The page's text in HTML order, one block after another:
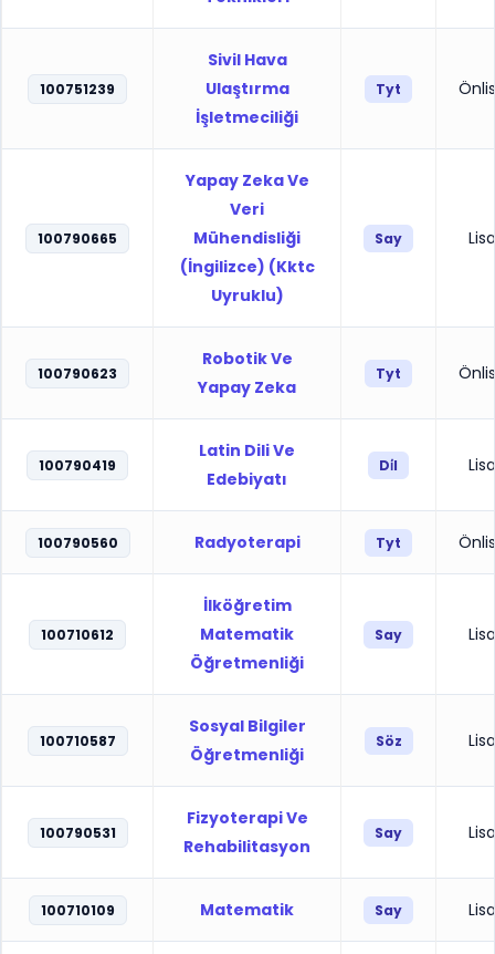
100751239
Sivil Hava
Ulaştırma
İşletmeciliği
Tyt
100790665
Yapay Zeka Ve
Veri
Mühendisliği
(İngilizce) (Kktc
Uyruklu)
Say
100790623
Robotik Ve
Yapay Zeka
Tyt
100790419
Latin Dili Ve
Edebiyatı
Di̇l
100790560 Radyoterapi Tyt
100710612
İlköğretim
Matematik
Öğretmenliği
Say
100710587
Sosyal Bilgiler
Öğretmenliği
Söz
100790531
Fizyoterapi Ve
Rehabilitasyon
Say
100710109 Matematik Say